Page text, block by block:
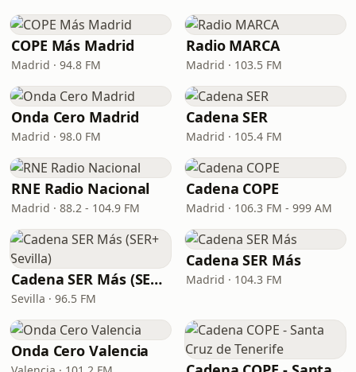
COPE Más Madrid
Madrid · 94.8 FM
Radio MARCA
Madrid · 103.5 FM
Onda Cero Madrid
Madrid · 98.0 FM
Cadena SER
Madrid · 105.4 FM
RNE Radio Nacional
Madrid · 88.2 - 104.9 FM
Cadena COPE
Madrid · 106.3 FM - 999 AM
Cadena SER Más (SER+ Sevilla)
Sevilla · 96.5 FM
Cadena SER Más
Madrid · 104.3 FM
Onda Cero Valencia